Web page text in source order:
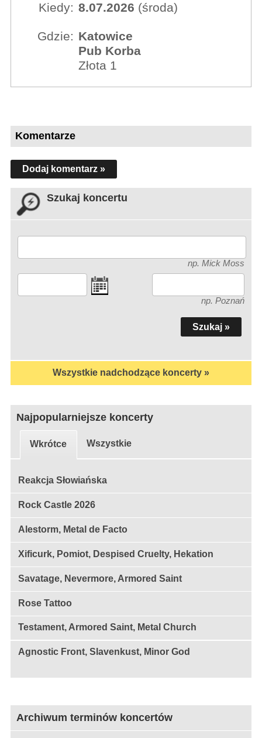
Kiedy: 8.07.2026 (środa)
Gdzie: Katowice
Pub Korba
Złota 1
Komentarze
Dodaj komentarz »
Szukaj koncertu
np. Mick Moss
np. Poznań
Wszystkie nadchodzące koncerty »
Najpopularniejsze koncerty
Wkrótce Wszystkie
Reakcja Słowiańska
Rock Castle 2026
Alestorm, Metal de Facto
Xificurk, Pomiot, Despised Cruelty, Hekation
Savatage, Nevermore, Armored Saint
Rose Tattoo
Testament, Armored Saint, Metal Church
Agnostic Front, Slavenkust, Minor God
Archiwum terminów koncertów